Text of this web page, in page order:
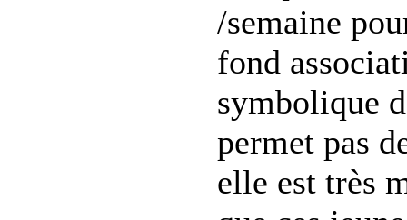
/semaine
fond
symbolique
permet pas
elle est très